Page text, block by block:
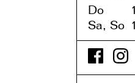
Do
Sa, So 1